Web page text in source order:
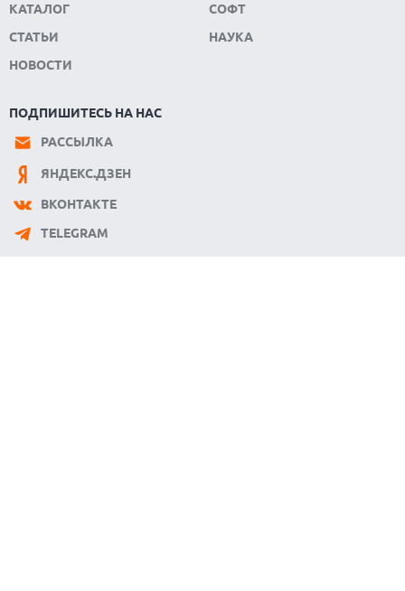
КАТАЛОГ
СТАТЬИ
НОВОСТИ
СОФТ
НАУКА
ПОДПИШИТЕСЬ НА НАС
РАССЫЛКА
ЯНДЕКС.ДЗЕН
ВКОНТАКТЕ
TELEGRAM